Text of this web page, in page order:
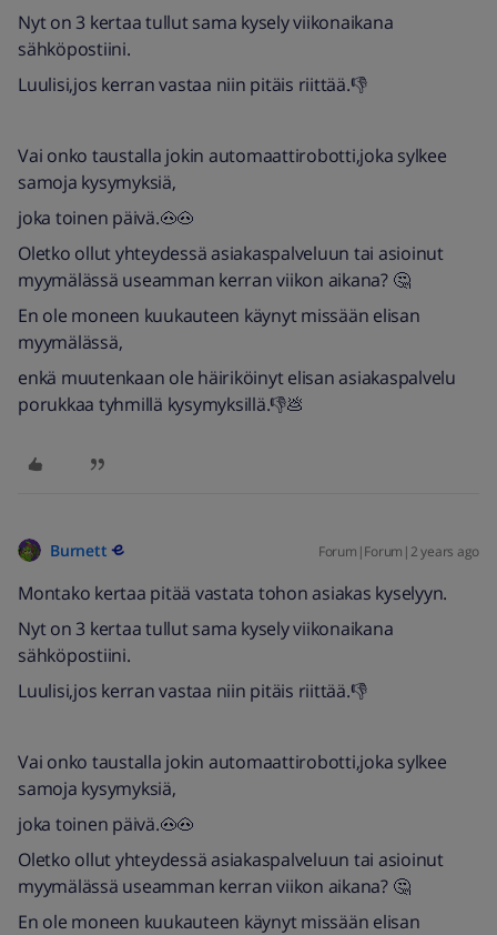
Nyt on 3 kertaa tullut sama kysely viikonaikana
sähköpostiini.
Luulisi,jos kerran vastaa niin pitäis riittää.👎
Vai onko taustalla jokin automaattirobotti,joka sylkee
samoja kysymyksiä,
joka toinen päivä.🐽🐽
Oletko ollut yhteydessä asiakaspalveluun tai asioinut
myymälässä useamman kerran viikon aikana? 🤔
En ole moneen kuukauteen käynyt missään elisan
myymälässä,
enkä muutenkaan ole häiriköinyt elisan asiakaspalvelu
porukkaa tyhmillä kysymyksillä.👎💩
Burnett Forum|Forum|2 years ago
Montako kertaa pitää vastata tohon asiakas kyselyyn.
Nyt on 3 kertaa tullut sama kysely viikonaikana
sähköpostiini.
Luulisi,jos kerran vastaa niin pitäis riittää.👎
Vai onko taustalla jokin automaattirobotti,joka sylkee
samoja kysymyksiä,
joka toinen päivä.🐽🐽
Oletko ollut yhteydessä asiakaspalveluun tai asioinut
myymälässä useamman kerran viikon aikana? 🤔
En ole moneen kuukauteen käynyt missään elisan